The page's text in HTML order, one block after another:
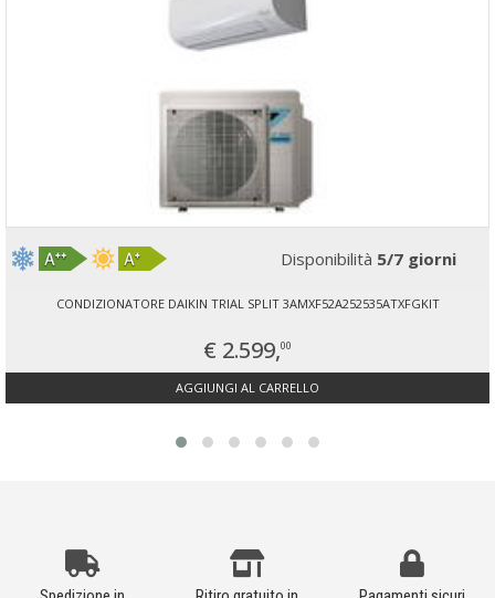
Disponibilità 5/7 giorni
CONDIZIONATORE DAIKIN TRIAL SPLIT 3AMXF52A252535ATXFGKIT
€ 2.599,00
AGGIUNGI AL CARRELLO